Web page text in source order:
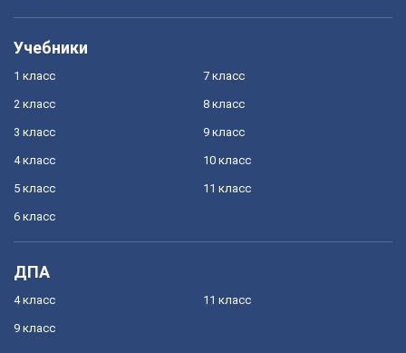
Учебники
1 класс
2 класс
3 класс
4 класс
5 класс
6 класс
7 класс
8 класс
9 класс
10 класс
11 класс
ДПА
4 класс
9 класс
11 класс